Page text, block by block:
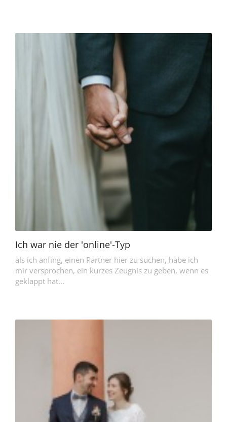
Ich war nie der 'online'-Typ
als ich anfing, einen Partner hier zu suchen, habe ich
mir versprochen, ein kurzes Zeugnis zu geben, wenn es
geklappt hat...